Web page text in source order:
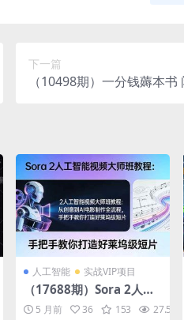
下一篇
（10498期）一分钱薅本
10
人工智能 实战VIP项目
（17688期）Sora 2人工
智能视频大师班教程：从
5 月前 36 153 27.5K